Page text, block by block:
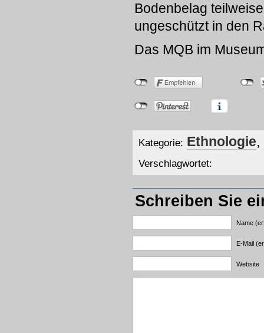
Bodenbelag
ungeschützt in den
Das MQB im
Kategorie: Ethnologie,
Verschlagwortet:
Schreiben Sie
Name
E-Mail
Website